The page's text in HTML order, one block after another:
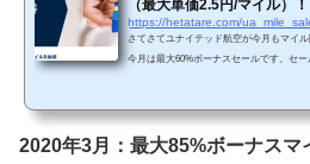
（最大単価2.5円/マイル）！
https://hetatare.com/
さてさてユナイテッド航空が今月もマイ
今月は最大60%ボーナスセールです。セ
率は最大60%となっていて、お得感はあ
ボーナス率ですね。毎月セール開催され
2020年3月：最大85%ボーナスマ